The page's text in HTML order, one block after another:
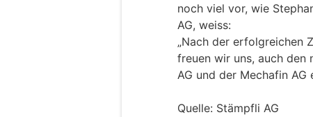
noch viel vor, wie
AG, weiss:
„Nach der erfolgreichen
freuen wir uns, auch den
AG und der Mechafin
Quelle: Stämpfli AG